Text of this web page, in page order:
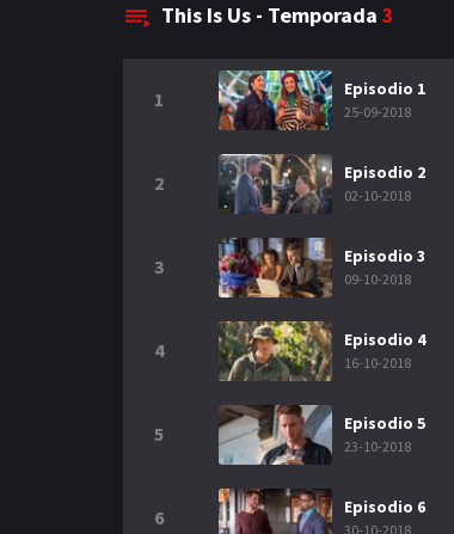
This Is Us - Temporada 3
1 Episodio 1
25-09-2018
2 Episodio 2
02-10-2018
3 Episodio 3
09-10-2018
4 Episodio 4
16-10-2018
5 Episodio 5
23-10-2018
6 Episodio 6
30-10-2018